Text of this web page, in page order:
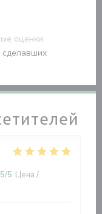
5/5 Цена /
оценки
сделавших